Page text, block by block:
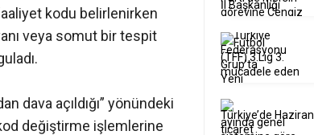
kodu belirlenirken
veya somut bir tespit
dava açıldığı” yönündeki
değiştirme işlemlerine